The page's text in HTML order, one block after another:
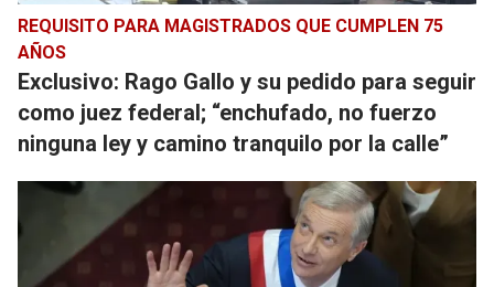
REQUISITO PARA MAGISTRADOS QUE CUMPLEN 75
AÑOS
Exclusivo: Rago Gallo y su pedido para seguir
como juez federal; “enchufado, no fuerzo
ninguna ley y camino tranquilo por la calle”